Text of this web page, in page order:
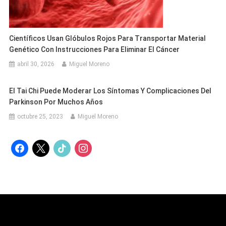
Científicos Usan Glóbulos Rojos Para Transportar Material
Genético Con Instrucciones Para Eliminar El Cáncer
abril 30, 2026 Miguel Moreno
El Tai Chi Puede Moderar Los Síntomas Y Complicaciones Del
Parkinson Por Muchos Años
octubre 25, 2023 Miguel Moreno
facebook
x tiktok instagram